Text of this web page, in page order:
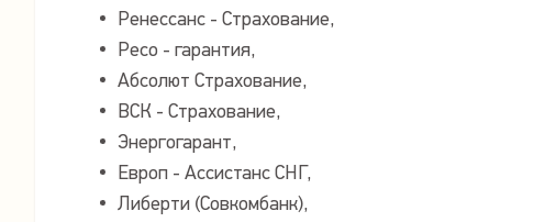
Ренессанс - Страхование,
Ресо - гарантия,
Абсолют Страхование,
ВСК - Страхование,
Энергогарант,
Европ - Ассистанс СНГ,
Либерти (Совкомбанк),